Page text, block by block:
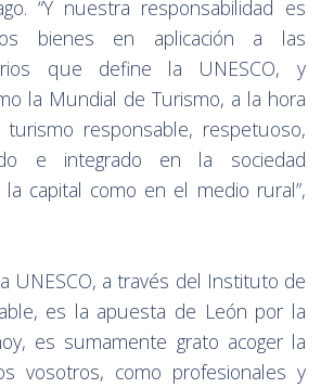
“Y nuestra responsabilidad es
bienes en aplicación a las
que define la UNESCO, y
la Mundial de Turismo, a la hora
responsable, respetuoso,
e integrado en la sociedad
capital como en el medio rural”,
UNESCO, a través del Instituto de
es la apuesta de León por la
es sumamente grato acoger la
vosotros, como profesionales y